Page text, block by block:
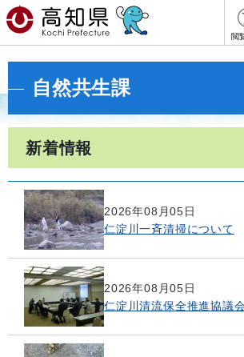
閲
自然共生課
新着情報
2026年08月05日
仁淀川一斉清掃について
2026年08月05日
仁淀川清流保全推進協議